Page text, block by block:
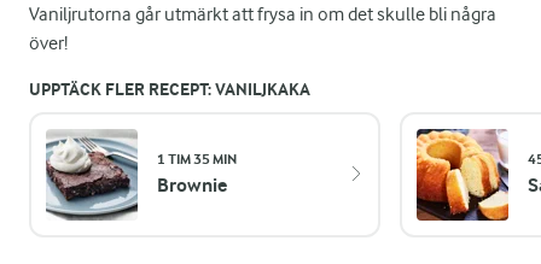
Vaniljrutorna går utmärkt att frysa in om det skulle bli några
över!
UPPTÄCK FLER RECEPT: VANILJKAKA
1 TIM 35 MIN
Brownie